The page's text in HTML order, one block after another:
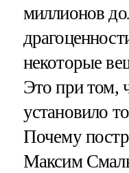
миллионов
некоторые
Это при том,
установило
Почему
Максим